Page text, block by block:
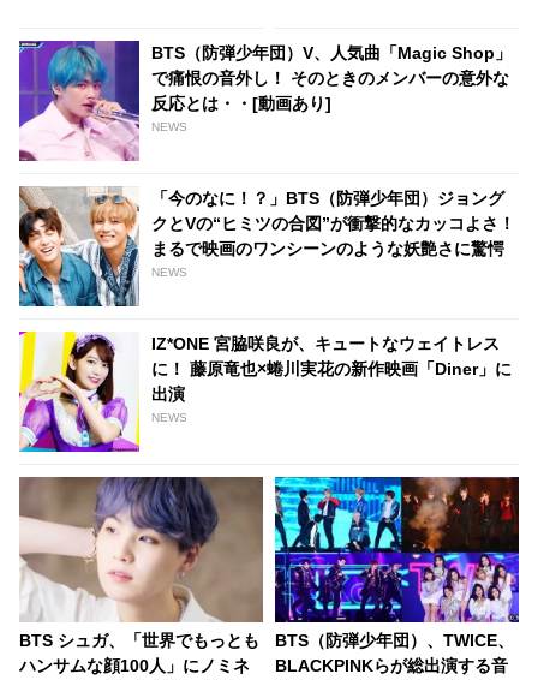
BTS（防弾少年団）V、人気曲「Magic Shop」
で痛恨の音外し！ そのときのメンバーの意外な
反応とは・・[動画あり]
NEWS
「今のなに！？」BTS（防弾少年団）ジョング
クとVの“ヒミツの合図”が衝撃的なカッコよさ！
まるで映画のワンシーンのような妖艶さに驚愕
NEWS
IZ*ONE 宮脇咲良が、キュートなウェイトレス
に！ 藤原竜也×蜷川実花の新作映画「Diner」に
出演
NEWS
BTS シュガ、「世界でもっとも
ハンサムな顔100人」にノミネ
BTS（防弾少年団）、TWICE、
BLACKPINKらが総出演する音